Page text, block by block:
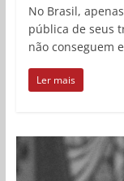
No Brasil,
pública de seus
não conseguem
Ler mais